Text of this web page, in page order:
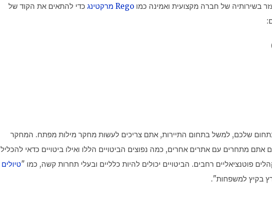
בשירותיה של חברה מקצועית ואמינה כמו Rego מרקטינג
כדי להתאים את הקוד של
שלכם, למשל בתחום התיירות, אתם צריכים לעשות מחקר מילות מפתח. המחקר
מתחרים עם אתרים אחרים, כמה נפוצים הביטויים הללו ואילו ביטויים כדאי להכליל
פוטנציאליים רחבים. הביטויים יכולים להיות כלליים ובעלי תחרות קשה, כמו "טיולים
בקיץ למשפחות".